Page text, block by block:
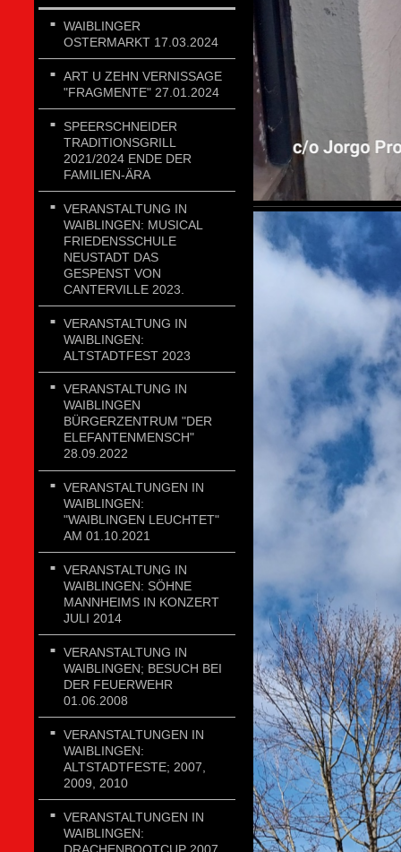
WAIBLINGER
OSTERMARKT 17.03.2024
ART U ZEHN VERNISSAGE
"FRAGMENTE" 27.01.2024
SPEERSCHNEIDER
TRADITIONSGRILL
2021/2024 ENDE DER
FAMILIEN-ÄRA
VERANSTALTUNG IN
WAIBLINGEN: MUSICAL
FRIEDENSSCHULE
NEUSTADT DAS
GESPENST VON
CANTERVILLE 2023.
VERANSTALTUNG IN
WAIBLINGEN:
ALTSTADTFEST 2023
VERANSTALTUNG IN
WAIBLINGEN
BÜRGERZENTRUM "DER
ELEFANTENMENSCH"
28.09.2022
VERANSTALTUNGEN IN
WAIBLINGEN:
"WAIBLINGEN LEUCHTET"
AM 01.10.2021
VERANSTALTUNG IN
WAIBLINGEN: SÖHNE
MANNHEIMS IN KONZERT
JULI 2014
VERANSTALTUNG IN
WAIBLINGEN; BESUCH BEI
DER FEUERWEHR
01.06.2008
VERANSTALTUNGEN IN
WAIBLINGEN:
ALTSTADTFESTE; 2007,
2009, 2010
VERANSTALTUNGEN IN
WAIBLINGEN: